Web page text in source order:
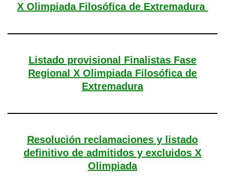
X Olimpiada Filosófica de Extremadura
Listado provisional Finalistas Fase
Regional X Olimpiada Filosófica de
Extremadura
Resolución reclamaciones y listado
definitivo de admitidos y excluidos X
Olimpiada